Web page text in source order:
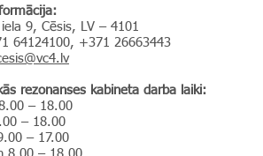
9, Cēsis, LV – 4101
64124100, +371 26663443
rezonanses kabineta darba laiki:
– 18.00
– 18.00
– 17.00